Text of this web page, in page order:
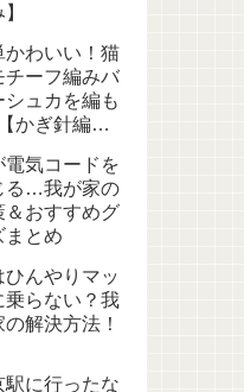
かわいい！猫
チーフ編みバ
シュカを編も
かぎ針編
電気コードを
る…我が家の
＆おすすめグ
まとめ
ひんやりマッ
乗らない？我
の解決方法！
駅に行ったな